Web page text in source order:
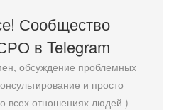
Сообщество
в Telegram
обсуждение проблемных
и просто
всех отношениях людей )